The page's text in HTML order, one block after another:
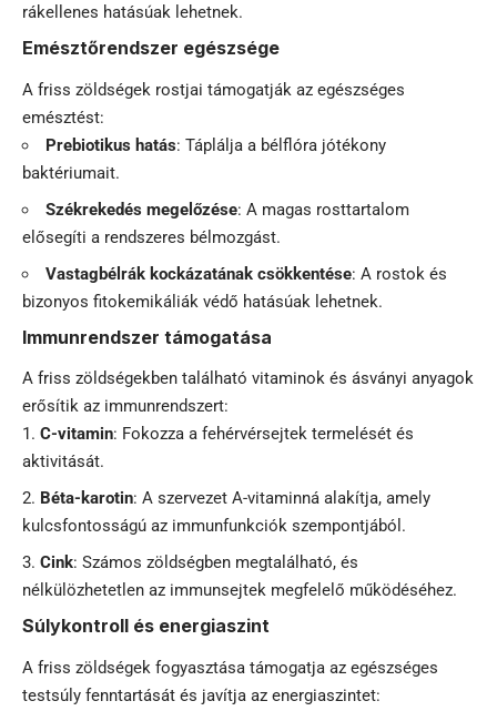
rákellenes hatásúak lehetnek.
Emésztőrendszer egészsége
A friss zöldségek rostjai támogatják az egészséges
emésztést:
Prebiotikus hatás: Táplálja a bélflóra jótékony
baktériumait.
Székrekedés megelőzése: A magas rosttartalom
elősegíti a rendszeres bélmozgást.
Vastagbélrák kockázatának csökkentése: A rostok és
bizonyos fitokemikáliák védő hatásúak lehetnek.
Immunrendszer támogatása
A friss zöldségekben található vitaminok és ásványi anyagok
erősítik az immunrendszert:
C-vitamin: Fokozza a fehérvérsejtek termelését és
aktivitását.
Béta-karotin: A szervezet A-vitaminná alakítja, amely
kulcsfontosságú az immunfunkciók szempontjából.
Cink: Számos zöldségben megtalálható, és
nélkülözhetetlen az immunsejtek megfelelő működéséhez.
Súlykontroll és energiaszint
A friss zöldségek fogyasztása támogatja az egészséges
testsúly fenntartását és javítja az energiaszintet: